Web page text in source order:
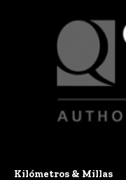
Kilómetros & Millas